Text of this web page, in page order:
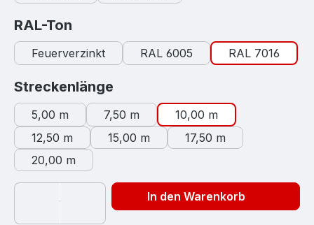
RAL-Ton
Feuerverzinkt RAL 6005 RAL 7016
Streckenlänge
5,00 m 7,50 m
10,00 m
12,50 m
15,00 m
17,50 m
20,00 m
In den Warenkorb